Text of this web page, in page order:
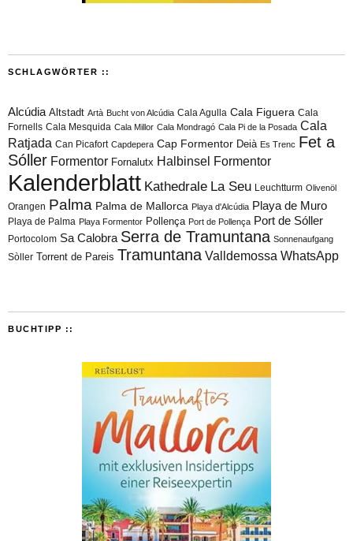
SCHLAGWÖRTER ::
Alcúdia Altstadt Artà Bucht von Alcúdia Cala Agulla Cala Figuera Cala
Fornells Cala Mesquida Cala Millor Cala Mondragó Cala Pi de la Posada Cala
Ratjada Can Picafort Capdepera Cap Formentor Deià Es Trenc Fet a
Sóller Formentor Fornalutx Halbinsel Formentor
Kalenderblatt Kathedrale La Seu Leuchtturm Olivenöl
Orangen Palma Palma de Mallorca Playa d'Alcúdia Playa de Muro
Playa de Palma Playa Formentor Pollença Port de Pollença Port de Sóller
Portocolom Sa Calobra Serra de Tramuntana Sonnenaufgang
Sòller Torrent de Pareis Tramuntana Valldemossa WhatsApp
BUCHTIPP ::